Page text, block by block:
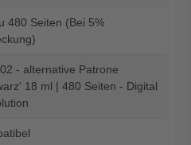
480 Seiten (Bei 5%
- alternative Patrone
18 ml | 480 Seiten - Digital